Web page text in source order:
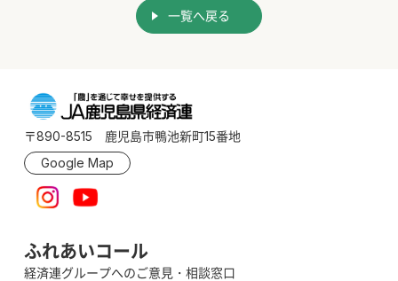
一覧へ戻る
〒890-8515 鹿児島市鴨池新町15番地
Google Map
ふれあいコール
経済連グループへのご意見・相談窓口